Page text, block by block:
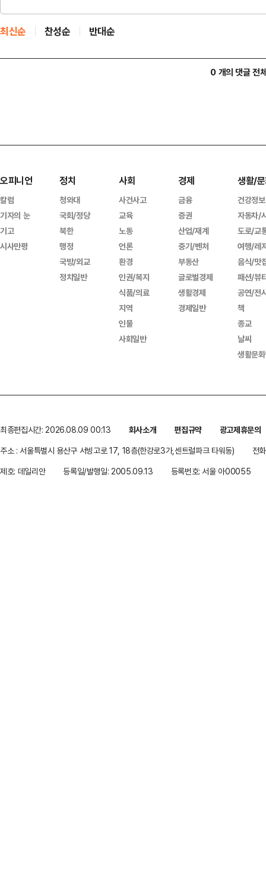
최신순 찬성순 반대순
0 개의 댓글 전
오피니언
칼럼
기자의 눈
기고
시사만평
정치
청와대
국회/정당
북한
행정
국방/외교
정치일반
사회
사건사고
교육
노동
언론
환경
인권/복지
식품/의료
지역
인물
사회일반
경제
금융
증권
산업/재계
중기/벤처
부동산
글로벌경제
생활경제
경제일반
생활/
건강정보
자동차/
도로/교
여행/레
음식/맛
패션/뷰
공연/전
책
종교
날씨
생활문
최종편집시간: 2026.08.09 00:13 회사소개 편집규약
광고제휴문의
주소 : 서울특별시 용산구 서빙고로 17, 18층(한강로3가,센트럴파크 타워동)
전
제호: 데일리안
등록일/발행일: 2005.09.13 등록번호: 서울 아00055